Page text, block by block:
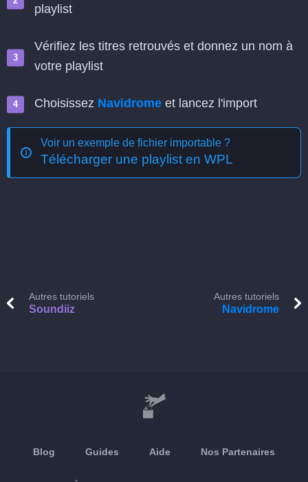
playlist
Vérifiez les titres retrouvés et donnez un nom à
votre playlist
Choisissez Navidrome et lancez l'import
Voir un exemple de fichier importable ?
Télécharger une playlist en WPL
Autres tutoriels
Soundiiz
Autres tutoriels
Navidrome
Blog Guides Aide Nos Partenaires